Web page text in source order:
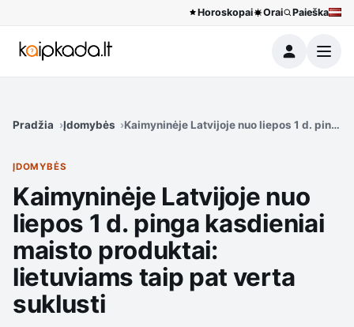
Horoskopai Orai Paieška
Meniu
Pradžia Įdomybės Kaimyninėje Latvijoje nuo liepos 1 d.
ĮDOMYBĖS
Kaimyninėje Latvijoje nuo
liepos 1 d. pinga kasdieniai
maisto produktai:
lietuviams taip pat verta
suklusti